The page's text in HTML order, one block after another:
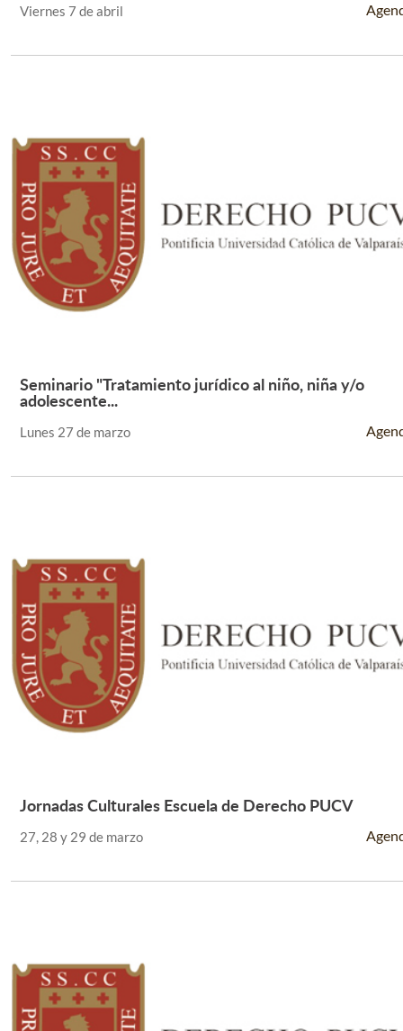
Viernes 7 de abril
Leer Más +
Seminario "Tratamiento jurídico al niño, niña y/o
adolescente...
Lunes 27 de marzo
Leer Más +
Jornadas Culturales Escuela de Derecho PUCV
27, 28 y 29 de marzo